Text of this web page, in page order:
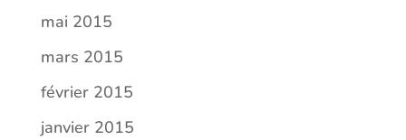
mai 2015
mars 2015
février 2015
janvier 2015